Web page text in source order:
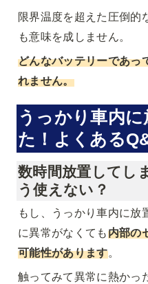
限界温度を超えた圧倒的
も意味を成しません。
どんなバッテリーであっ
れません。
うっかり車内
た！よくある
数時間放置してし
う使えない？
もし、うっかり車内に放
に異常がなくても内部の
可能性があります。
触ってみて異常に熱かっ